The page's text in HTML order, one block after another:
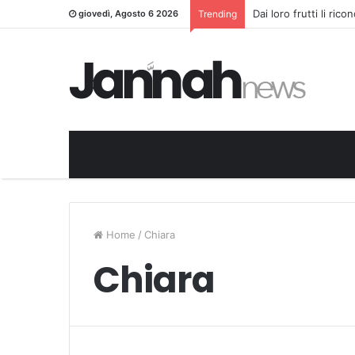
giovedì, Agosto 6 2026 Trending Dai loro frutti li
Home / Chiara
Chiara